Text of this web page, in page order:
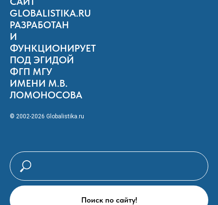
GLOBALISTIKA.RU
РАЗРАБОТАН
И
ФУНКЦИОНИРУЕТ
ПОД ЭГИДОЙ
ФГП МГУ
ИМЕНИ М.В.
ЛОМОНОСОВА
© 2002-2026 Globalistika.ru
Поиск по сайту!